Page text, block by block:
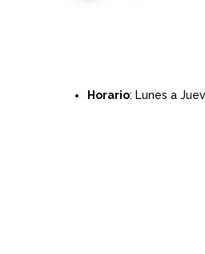
Horario: Lunes a